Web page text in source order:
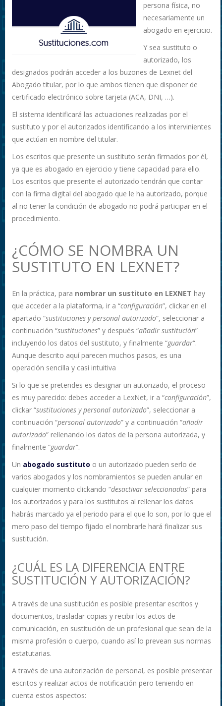
persona física, no
necesariamente un
abogado en ejercicio.
Y sea sustituto o
autorizado, los
designados podrán acceder a los buzones de Lexnet del
Abogado titular, por lo que ambos tienen que disponer de
certificado electrónico sobre tarjeta (ACA, DNI, …).
El sistema identificará las actuaciones realizadas por el
sustituto y por el autorizados identificando a los intervinientes
que actúan en nombre del titular.
Los escritos que presente un sustituto serán firmados por él,
ya que es abogado en ejercicio y tiene capacidad para ello.
Los escritos que presente el autorizado tendrán que contar
con la firma digital del abogado que le ha autorizado, porque
al no tener la condición de abogado no podrá participar en el
procedimiento.
¿CÓMO SE NOMBRA UN
SUSTITUTO EN LEXNET?
En la práctica, para nombrar un sustituto en LEXNET hay
que acceder a la plataforma, ir a “configuración”, clickar en el
apartado “sustituciones y personal autorizado”, seleccionar a
continuación “sustituciones” y después “añadir sustitución”
incluyendo los datos del sustituto, y finalmente “guardar“.
Aunque descrito aquí parecen muchos pasos, es una
operación sencilla y casi intuitiva
Si lo que se pretendes es designar un autorizado, el proceso
es muy parecido: debes acceder a LexNet, ir a “configuración”,
clickar “sustituciones y personal autorizado”, seleccionar a
continuación “personal autorizado” y a continuación “añadir
autorizado” rellenando los datos de la persona autorizada, y
finalmente “guardar“.
Un abogado sustituto o un autorizado pueden serlo de
varios abogados y los nombramientos se pueden anular en
cualquier momento clickando “desactivar seleccionadas” para
los autorizados y para los sustitutos al rellenar los datos
habrás marcado ya el periodo para el que lo son, por lo que el
mero paso del tiempo fijado el nombrarle hará finalizar sus
sustitución.
¿CUÁL ES LA DIFERENCIA ENTRE
SUSTITUCIÓN Y AUTORIZACIÓN?
A través de una sustitución es posible presentar escritos y
documentos, trasladar copias y recibir los actos de
comunicación, en sustitución de un profesional que sean de la
misma profesión o cuerpo, cuando así lo prevean sus normas
estatutarias.
A través de una autorización de personal, es posible presentar
escritos y realizar actos de notificación pero teniendo en
cuenta estos aspectos: